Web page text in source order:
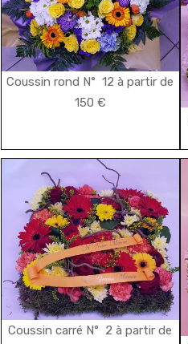
Coussin rond N° 12 à partir de
150 €
Coussin carré N° 2 à partir de